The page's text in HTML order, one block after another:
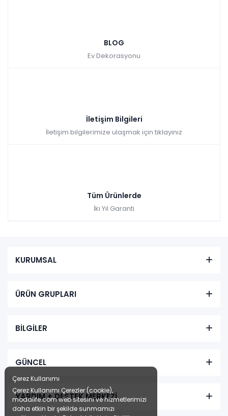
BLOG
Ev Dekorasyonu
İletişim Bilgileri
İletişim bilgilerimize ulaşmak için tıklayınız
Tüm Ürünlerde
İki Yıl Garanti
KURUMSAL
ÜRÜN GRUPLARI
BİLGİLER
GÜNCEL
YARDIM + DESTEK MERKEZİ
Çerez Kullanımı
Çerez Kullanımı Çerezler (cookie),
modalife.com web sitesini ve hizmetlerimizi
daha etkin bir şekilde sunmamızı